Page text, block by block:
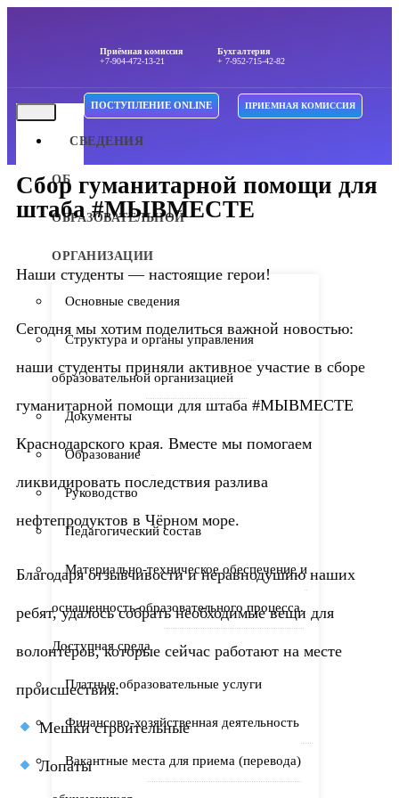
Приёмная комиссия
+7-904-472-13-21
Бухгалтерия
+ 7-952-715-42-82
СВЕДЕНИЯ
ОБ
ОБРАЗОВАТЕЛЬНОЙ
ОРГАНИЗАЦИИ
Основные сведения
Структура и органы управления
образовательной организацией
Документы
Образование
Руководство
Педагогический состав
Материально-техническое обеспечение и
оснащенность образовательного процесса.
Доступная среда
Платные образовательные услуги
Финансово-хозяйственная деятельность
Вакантные места для приема (перевода)
ПОСТУПЛЕНИЕ ONLINE ПРИЕМНАЯ КОМИССИЯ
Сбор гуманитарной помощи для
штаба #МЫВМЕСТЕ
Наши студенты — настоящие герои!
Сегодня мы хотим поделиться важной новостью:
наши студенты приняли активное участие в сборе
гуманитарной помощи для штаба #МЫВМЕСТЕ
Краснодарского края. Вместе мы помогаем
ликвидировать последствия разлива
нефтепродуктов в Чёрном море.
Благодаря отзывчивости и неравнодушию наших
ребят, удалось собрать необходимые вещи для
волонтёров, которые сейчас работают на месте
происшествия:
Мешки строительные
Лопаты